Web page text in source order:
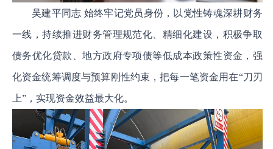
吴建平同志 始终牢记党员身份，以党性铸魂深耕财务
一线，持续推进财务管理规范化、精细化建设，积极争取
债务优化贷款、地方政府专项债等低成本政策性资金，强
化资金统筹调度与预算刚性约束，把每一笔资金用在“刀刃
上”，实现资金效益最大化。